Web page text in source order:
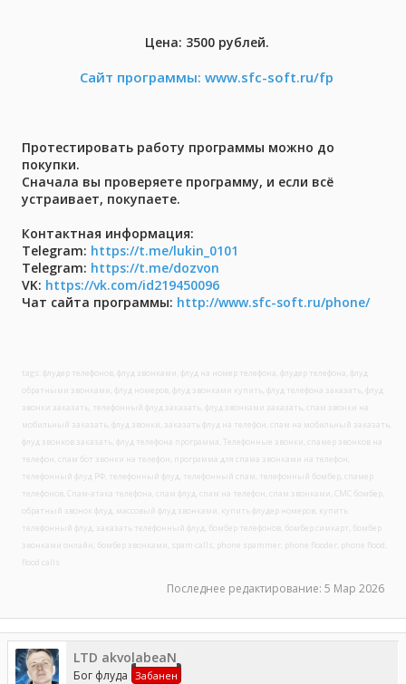
Цена: 3500 рублей.
Сайт программы: www.sfc-soft.ru/fp
Протестировать работу программы можно до
покупки.
Сначала вы проверяете программу, и если всё
устраивает, покупаете.
Контактная информация:
Telegram: https://t.me/lukin_0101
Telegram: https://t.me/dozvon
VK: https://vk.com/id219450096
Чат сайта программы: http://www.sfc-soft.ru/phone/
tags: флудер телефонов, флуд звонками, флуд на номер телефона, флудер телефона, флуд
обратными звонками, флуд номеров, флуд звонками купить, флуд телефона заказать, флуд
звонки заказать, телефонный флуд заказать, флуд звонками заказать, спам звонки на
мобильный заказать, флуд звонки, заказать флуд на телефон, спам на мобильный заказать,
флуд звонков заказать, флуд телефона программа, Телефонные звонки, спамер звонков на
телефон, спам бот звонки на телефон, программа для спама звонками на телефон,
телефонный флуд РФ, телефонный флуд, телефонный спам, телефонный бомбер, спамер
телефонов, Спам-атака телефона, спам флуд, спам на телефон, спам звонками, СМС бомбер,
обратный звонок флуд, массовый флуд звонками, купить флудер номеров, купить
телефонный флуд, заказать телефонный флуд, бомбер телефонов, бомбер симкарт, бомбер
звонками онлайн, бомбер звонками, spam calls, phone spammer, phone flooder, phone flood,
flood calls
Последнее редактирование: 5 Мар 2026
LTD akvolabeaN
Бог флуда Забанен